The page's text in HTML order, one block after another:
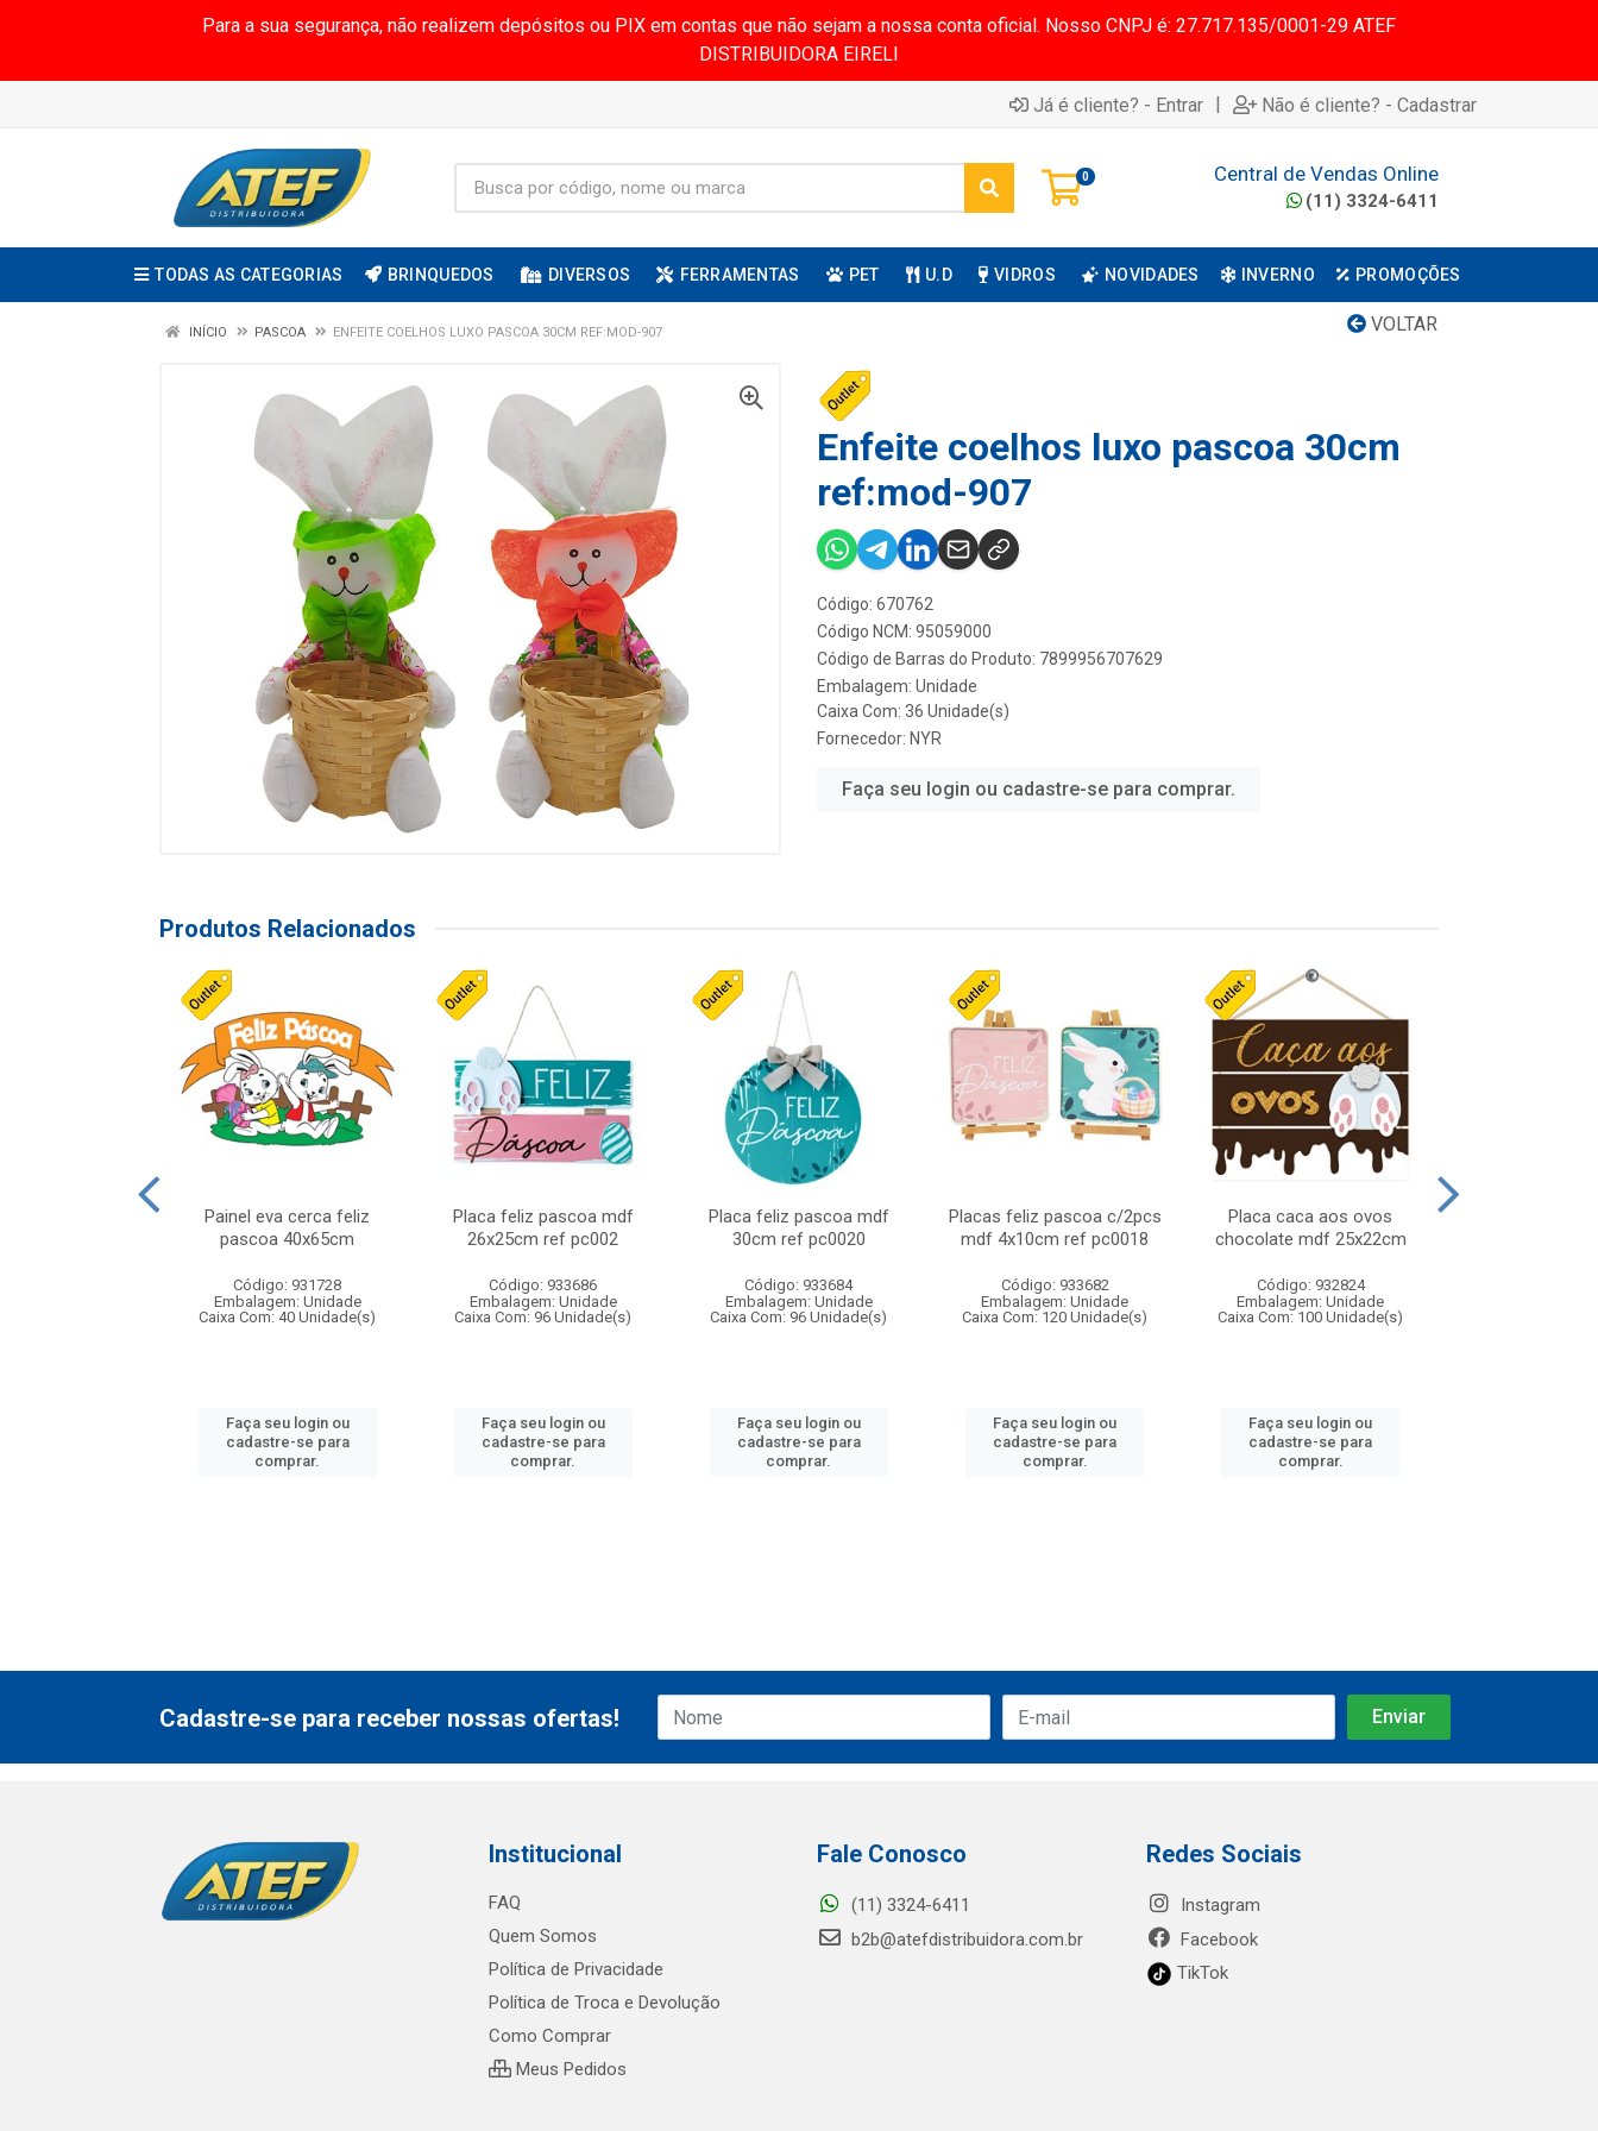
Para a sua segurança, não realizem depósitos ou PIX em contas que não sejam a nossa conta oficial. Nosso CNPJ é: 27.717.135/0001-29 ATEF
DISTRIBUIDORA EIRELI
Já é cliente? - Entrar | Não é cliente? - Cadastrar
0 Central de Vendas Online
(11) 3324-6411
TODAS AS CATEGORIAS BRINQUEDOS DIVERSOS FERRAMENTAS PET U.D VIDROS NOVIDADES INVERNO PROMOÇÕES
VOLTAR
INÍCIO PASCOA ENFEITE COELHOS LUXO PASCOA 30CM REF:MOD-907
Enfeite coelhos luxo pascoa 30cm
ref:mod-907
Código: 670762
Código NCM: 95059000
Código de Barras do Produto: 7899956707629
Embalagem: Unidade
Caixa Com: 36 Unidade(s)
Fornecedor: NYR
Faça seu login ou cadastre-se para comprar.
Produtos Relacionados
Painel eva cerca feliz
pascoa 40x65cm
Código: 931728
Embalagem: Unidade
Caixa Com: 40 Unidade(s)
Faça seu login ou
cadastre-se para
comprar.
Placa feliz pascoa mdf
26x25cm ref pc002
Código: 933686
Embalagem: Unidade
Caixa Com: 96 Unidade(s)
Faça seu login ou
cadastre-se para
comprar.
Placa feliz pascoa mdf
30cm ref pc0020
Código: 933684
Embalagem: Unidade
Caixa Com: 96 Unidade(s)
Faça seu login ou
cadastre-se para
comprar.
Placas feliz pascoa c/2pcs
mdf 4x10cm ref pc0018
Código: 933682
Embalagem: Unidade
Caixa Com: 120 Unidade(s)
Faça seu login ou
cadastre-se para
comprar.
Placa caca aos ovos
chocolate mdf 25x22cm
Código: 932824
Embalagem: Unidade
Caixa Com: 100 Unidade(s)
Faça seu login ou
cadastre-se para
comprar.
Cadastre-se para receber nossas ofertas!
Institucional
FAQ
Quem Somos
Política de Privacidade
Política de Troca e Devolução
Como Comprar
Meus Pedidos
Fale Conosco
(11) 3324-6411
b2b@atefdistribuidora.com.br
Redes Sociais
Instagram
Facebook
TikTok